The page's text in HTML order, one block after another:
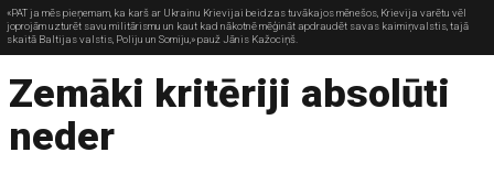
«PAT ja mēs pieņemam, ka karš ar Ukrainu Krievijai beidzas tuvākajos mēnešos, Krievija varētu vēl
joprojām uzturēt savu militārismu un kaut kad nākotnē mēģināt apdraudēt savas kaimiņvalstis, tajā
skaitā Baltijas valstis, Poliju un Somiju,» pauž Jānis Kažociņš.
Zemāki kritēriji absolūti
neder